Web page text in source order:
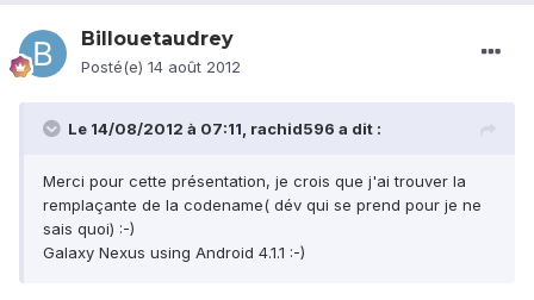
Billouetaudrey
Posté(e) 14 août 2012
Le 14/08/2012 à 07:11, rachid596 a dit :
Merci pour cette présentation, je crois que j'ai trouver la
remplaçante de la codename( dév qui se prend pour je ne
sais quoi) :-)
Galaxy Nexus using Android 4.1.1 :-)